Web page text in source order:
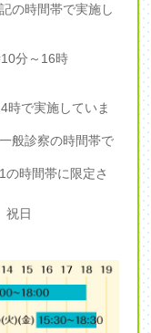
の時間帯で実施し
分～16時
時で実施していま
般診察の時間帯で
の時間帯に限定さ
祝日